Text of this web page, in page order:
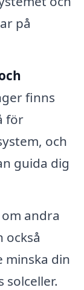
på
finns
för
och
guida dig
andra
också
din
solceller.